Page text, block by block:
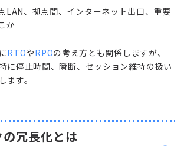
LAN、拠点間、インターネット出口、重要
か
RTOやRPOの考え方とも関係しますが、
に停止時間、瞬断、セッション維持の扱い
ます。
冗長化とは